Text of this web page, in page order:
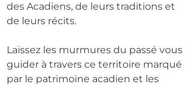
des Acadiens, de leurs traditions et
de leurs récits.
Laissez les murmures du passé vous
guider à travers ce territoire marqué
par le patrimoine acadien et les